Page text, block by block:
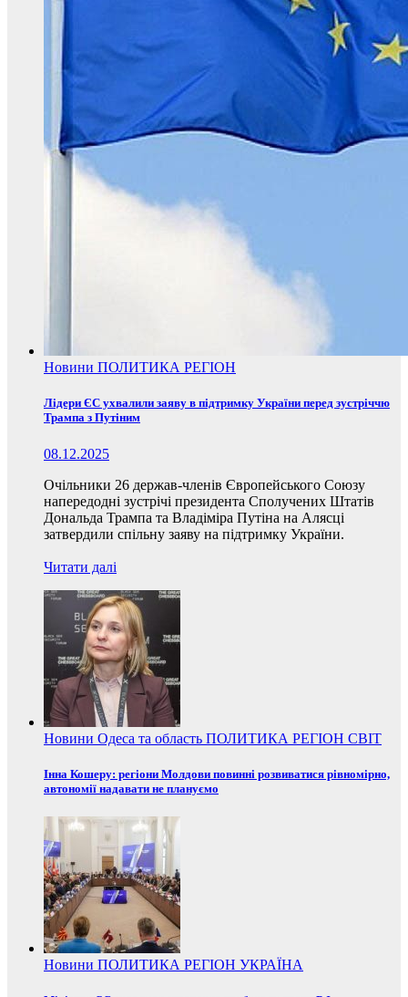
Новини ПОЛИТИКА РЕГІОН
Лідери ЄС ухвалили заяву в підтримку України перед зустріччю
Трампа з Путіним
08.12.2025
Очільники 26 держав-членів Європейського Союзу
напередодні зустрічі президента Сполучених Штатів
Дональда Трампа та Владіміра Путіна на Алясці
затвердили спільну заяву на підтримку України.
Читати далі
Новини Одеса та область ПОЛИТИКА РЕГІОН СВІТ
Інна Кошеру: регіони Молдови повинні розвиватися рівномірно,
автономії надавати не плануємо
Новини ПОЛИТИКА РЕГІОН УКРАЇНА